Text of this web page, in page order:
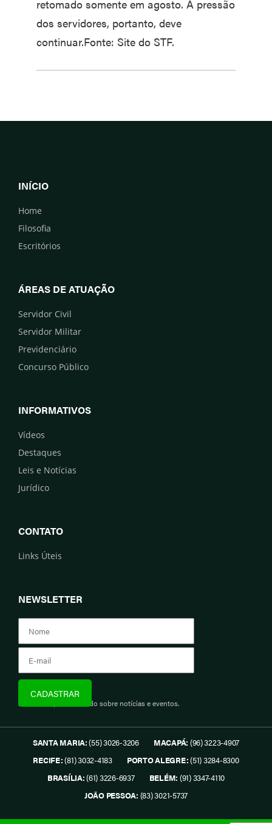
retomado somente em agosto. A pressão
dos servidores, portanto, deve
continuar.Fonte: Site do STF.
INÍCIO
Home
Filosofia
Escritórios
ÁREAS DE ATUAÇÃO
Servidor Civil
Servidor Militar
Previdenciário
Concurso Público
INFORMATIVOS
Vídeos
Destaques
Leis e Notícias
Jurídico
CONTATO
Links Úteis
NEWSLETTER
Assine e fique informado sobre notícias e eventos.
SANTA MARIA:(55) 3026-3206 MACAPÁ: (96) 3223-4907
RECIFE:(81) 3032-4183 PORTO ALEGRE:(51) 3284-8300
BRASÍLIA:(61) 3226-6937 BELÉM: (91) 3347-4110
JOÃO PESSOA: (83) 3021-5737